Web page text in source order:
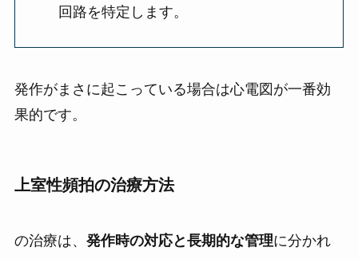
回路を特定します。
発作がまさに起こっている場合は心電図が一番効
果的です。
上室性頻拍の治療方法
の治療は、 発作時の対応と長期的な管理に分かれ